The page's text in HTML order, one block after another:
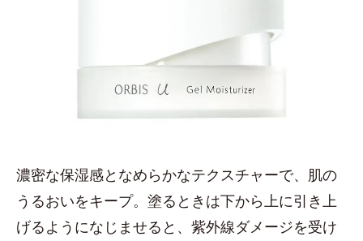
濃密な保湿感となめらかなテクスチャーで、肌の
うるおいをキープ。塗るときは下から上に引き上
げるようになじませると、紫外線ダメージを受け